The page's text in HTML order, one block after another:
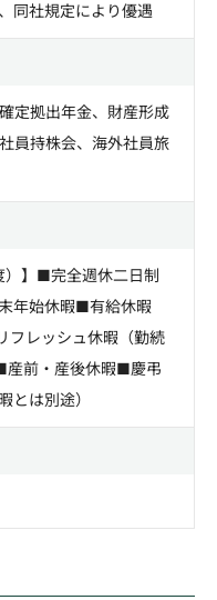
同社規定により優遇
定拠出年金、財産形成
員持株会、海外社員旅
）】■完全週休二日制
年始休暇■有給休暇
フレッシュ休暇（勤続
産前・産後休暇■慶弔
とは別途）